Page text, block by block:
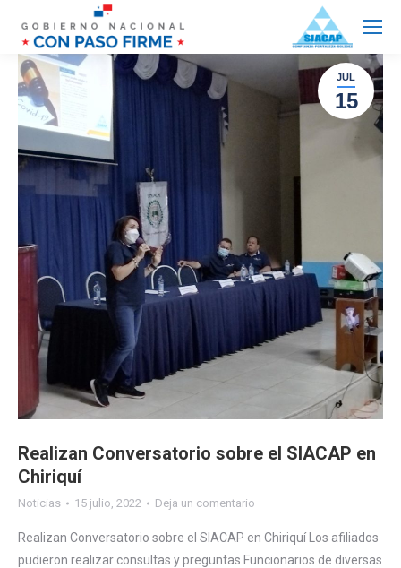
JUL
15
Realizan Conversatorio sobre el SIACAP en
Chiriquí
Noticias 15 julio, 2022 Deja un comentario
Realizan Conversatorio sobre el SIACAP en Chiriquí Los afiliados
pudieron realizar consultas y preguntas Funcionarios de diversas